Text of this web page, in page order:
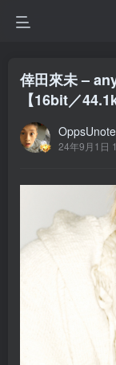
倖田來未 –
【16bit／
OppsUnote
24年9月1日